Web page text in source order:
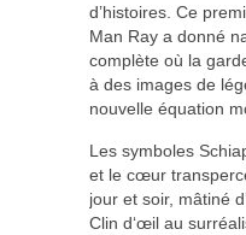
d’histoires. Ce
Man Ray a donné
complète où la
à des images de
nouvelle équation
Les symboles
et le cœur
jour et soir, mâtiné
Clin d‘œil au